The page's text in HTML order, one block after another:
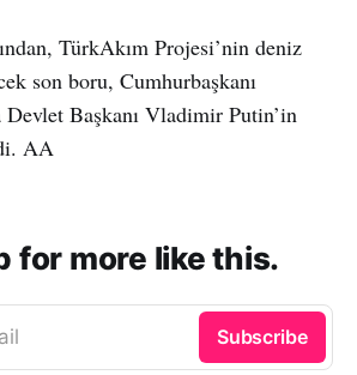
TürkAkım Projesi’nin deniz
son boru, Cumhurbaşkanı
Devlet Başkanı Vladimir Putin’in
AA
for more like this.
Subscribe